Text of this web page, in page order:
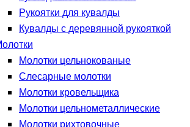
Рукоятки для кувалды
Кувалды с деревянной рукояткой
Молотки цельнокованые
Слесарные молотки
Молотки кровельщика
Молотки цельнометаллические